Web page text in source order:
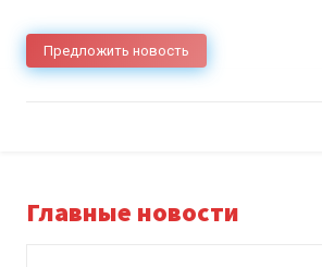
Предложить новость
Главные новости